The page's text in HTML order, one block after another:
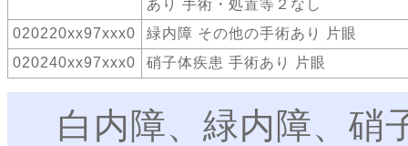
あり 手術・処置等２なし
020220xx97xxx0
緑内障 その他の手術あり 片眼
020240xx97xxx0
硝子体疾患 手術あり 片眼
白内障、緑内障、硝